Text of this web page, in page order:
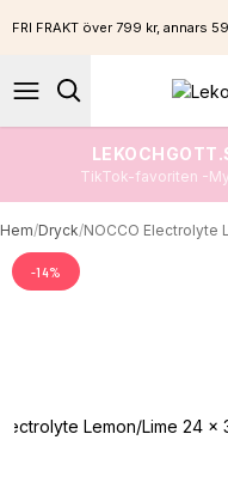
FRI FRAKT över 799 kr, annars
TikTok-favoriten -
Hem/Dryck/NOCCO Electrolyte
-14%